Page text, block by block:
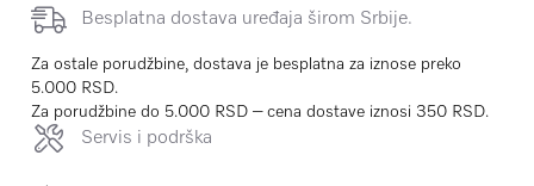
Besplatna dostava uređaja širom Srbije.
Za ostale porudžbine, dostava je besplatna za iznose preko
5.000 RSD.
Za porudžbine do 5.000 RSD – cena dostave iznosi 350 RSD.
Servis i podrška